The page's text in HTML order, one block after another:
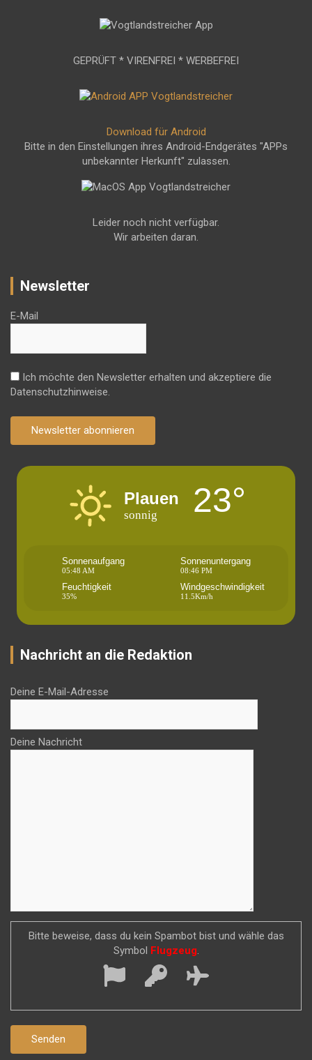
GEPRÜFT * VIRENFREI * WERBEFREI
Download für Android
Bitte in den Einstellungen ihres Android-Endgerätes "APPs
unbekannter Herkunft" zulassen.
Leider noch nicht verfügbar.
Wir arbeiten daran.
Newsletter
E-Mail
Ich möchte den Newsletter erhalten und akzeptiere die
Datenschutzhinweise.
Newsletter abonnieren
Plauen
sonnig 23°
Sonnenaufgang
05:48 AM
Sonnenuntergang
08:46 PM
Feuchtigkeit
35%
Windgeschwindigkeit
11.5Km/h
Nachricht an die Redaktion
Deine E-Mail-Adresse
Deine Nachricht
Bitte beweise, dass du kein Spambot bist und wähle das
Symbol Flugzeug.